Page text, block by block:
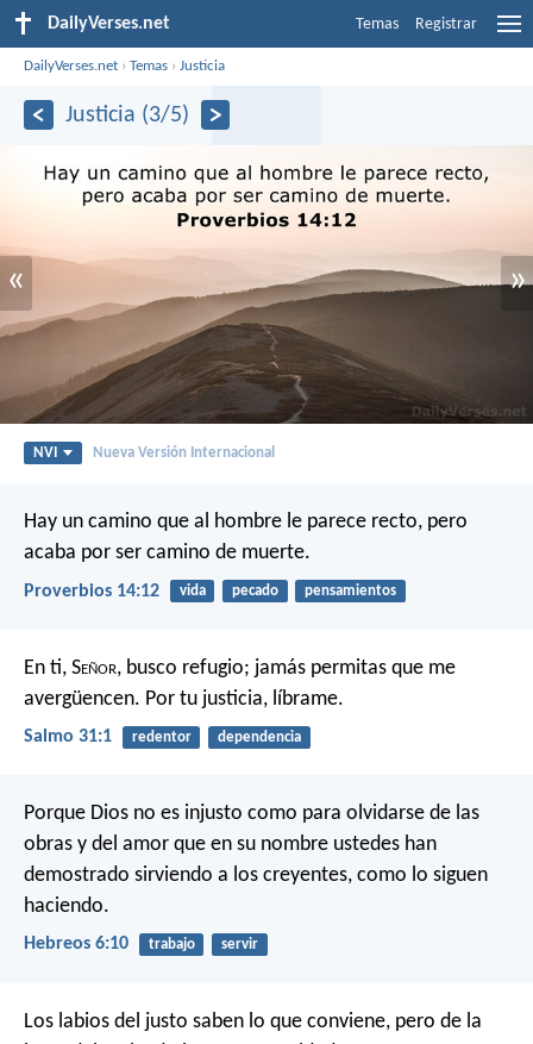
DailyVerses.net Temas Registrar
DailyVerses.net ›Temas ›Justicia
Justicia (3/5)
« »
NVI Nueva Versión Internacional
Hay un camino que al hombre le parece recto, pero
acaba por ser camino de muerte.
Proverbios 14:12 vida pecado pensamientos
En ti, Señor, busco refugio; jamás permitas que me
avergüencen. Por tu justicia, líbrame.
Salmo 31:1 redentor dependencia
Porque Dios no es injusto como para olvidarse de las
obras y del amor que en su nombre ustedes han
demostrado sirviendo a los creyentes, como lo siguen
haciendo.
Hebreos 6:10 trabajo servir
Los labios del justo saben lo que conviene, pero de la